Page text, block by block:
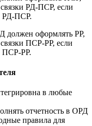
РД-ПСР, если
РД-ПСР.
должен оформлять РР,
ПСР-РР, если
ПСР-РР.
в любые
отчетность в ОРД
правила для